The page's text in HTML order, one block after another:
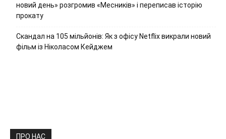
новий день» розгромив «Месників» і переписав історію
прокату
Скандал на 105 мільйонів: Як з офісу Netflix викрали новий
фільм із Ніколасом Кейджем
ПРО НАС